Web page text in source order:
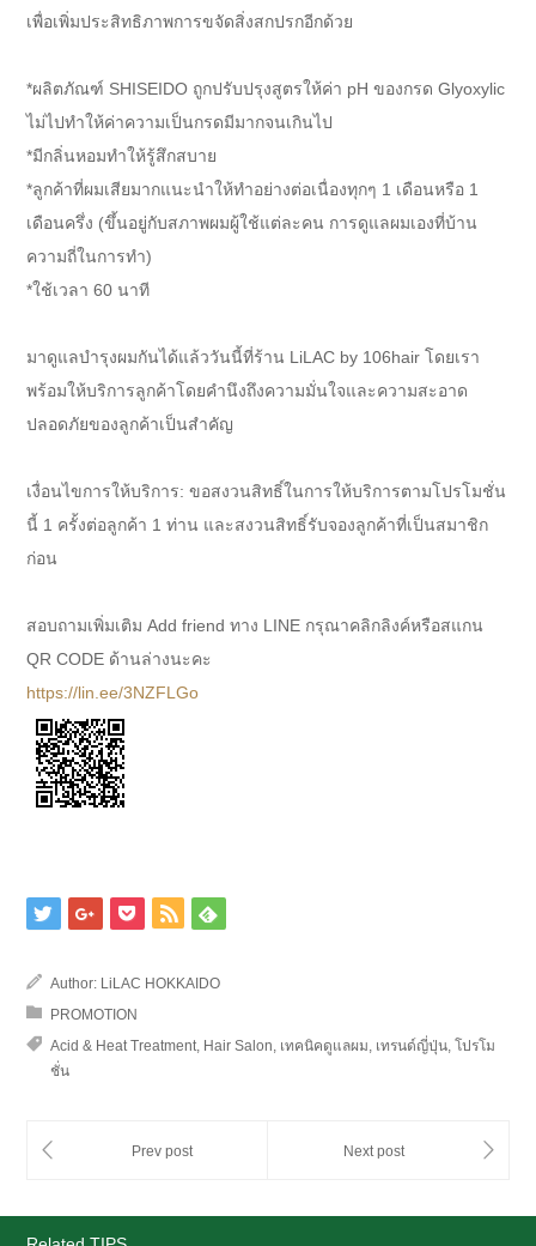
เพื่อเพิ่มประสิทธิภาพการขจัดสิ่งสกปรกอีกด้วย
*ผลิตภัณฑ์ SHISEIDO ถูกปรับปรุงสูตรให้ค่า pH ของกรด Glyoxylic
ไม่ไปทำให้ค่าความเป็นกรดมีมากจนเกินไป
*มีกลิ่นหอมทำให้รู้สึกสบาย
*ลูกค้าที่ผมเสียมากแนะนำให้ทำอย่างต่อเนื่องทุกๆ 1 เดือนหรือ 1
เดือนครึ่ง (ขึ้นอยู่กับสภาพผมผู้ใช้แต่ละคน การดูแลผมเองที่บ้าน
ความถี่ในการทำ)
*ใช้เวลา 60 นาที
มาดูแลบำรุงผมกันได้แล้ววันนี้ที่ร้าน LiLAC by 106hair โดยเรา
พร้อมให้บริการลูกค้าโดยคำนึงถึงความมั่นใจและความสะอาด
ปลอดภัยของลูกค้าเป็นสำคัญ
เงื่อนไขการให้บริการ: ขอสงวนสิทธิ์ในการให้บริการตามโปรโมชั่น
นี้ 1 ครั้งต่อลูกค้า 1 ท่าน และสงวนสิทธิ์รับจองลูกค้าที่เป็นสมาชิก
ก่อน
สอบถามเพิ่มเติม Add friend ทาง LINE กรุณาคลิกลิงค์หรือสแกน
QR CODE ด้านล่างนะคะ
https://lin.ee/3NZFLGo
Author: LiLAC HOKKAIDO
PROMOTION
Acid & Heat Treatment, Hair Salon, เทคนิคดูแลผม, เทรนด์ญี่ปุ่น, โปรโม
ชั่น